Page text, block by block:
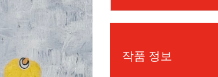
작품 정보